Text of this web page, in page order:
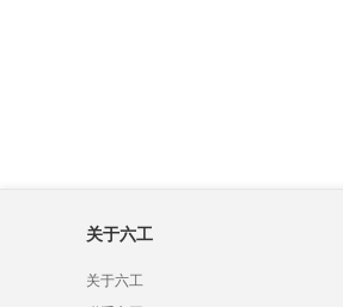
关于六工
关于六工